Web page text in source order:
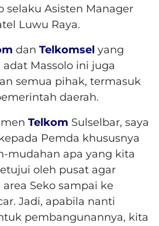
selaku Asisten Manager
Luwu Raya.
dan Telkomsel yang
Massolo ini juga
semua pihak, termasuk
daerah.
Telkom Sulselbar, saya
Pemda khususnya
mudahan apa yang kita
oleh pusat agar
Seko sampai ke
Jadi, apabila nanti
pembangunannya, kita